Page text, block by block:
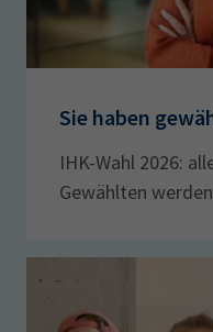
Sie haben
IHK-Wahl 2026:
Gewählten